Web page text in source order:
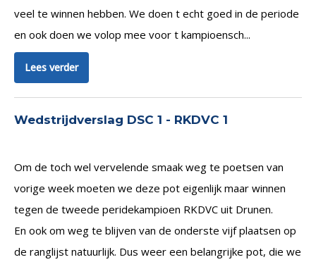
veel te winnen hebben. We doen t echt goed in de periode
en ook doen we volop mee voor t kampioensch...
Lees verder
Wedstrijdverslag DSC 1 - RKDVC 1
Om de toch wel vervelende smaak weg te poetsen van
vorige week moeten we deze pot eigenlijk maar winnen
tegen de tweede peridekampioen RKDVC uit Drunen.
En ook om weg te blijven van de onderste vijf plaatsen op
de ranglijst natuurlijk. Dus weer een belangrijke pot, die we